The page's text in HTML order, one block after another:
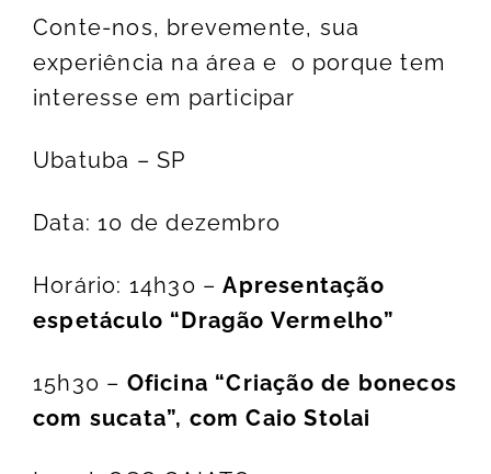
Conte-nos, brevemente, sua
experiência na área e o porque tem
interesse em participar
Ubatuba – SP
Data: 10 de dezembro
Horário: 14h30 –Apresentação
espetáculo “Dragão Vermelho”
15h30 – Oficina “Criação de bonecos
com sucata”, com Caio Stolai